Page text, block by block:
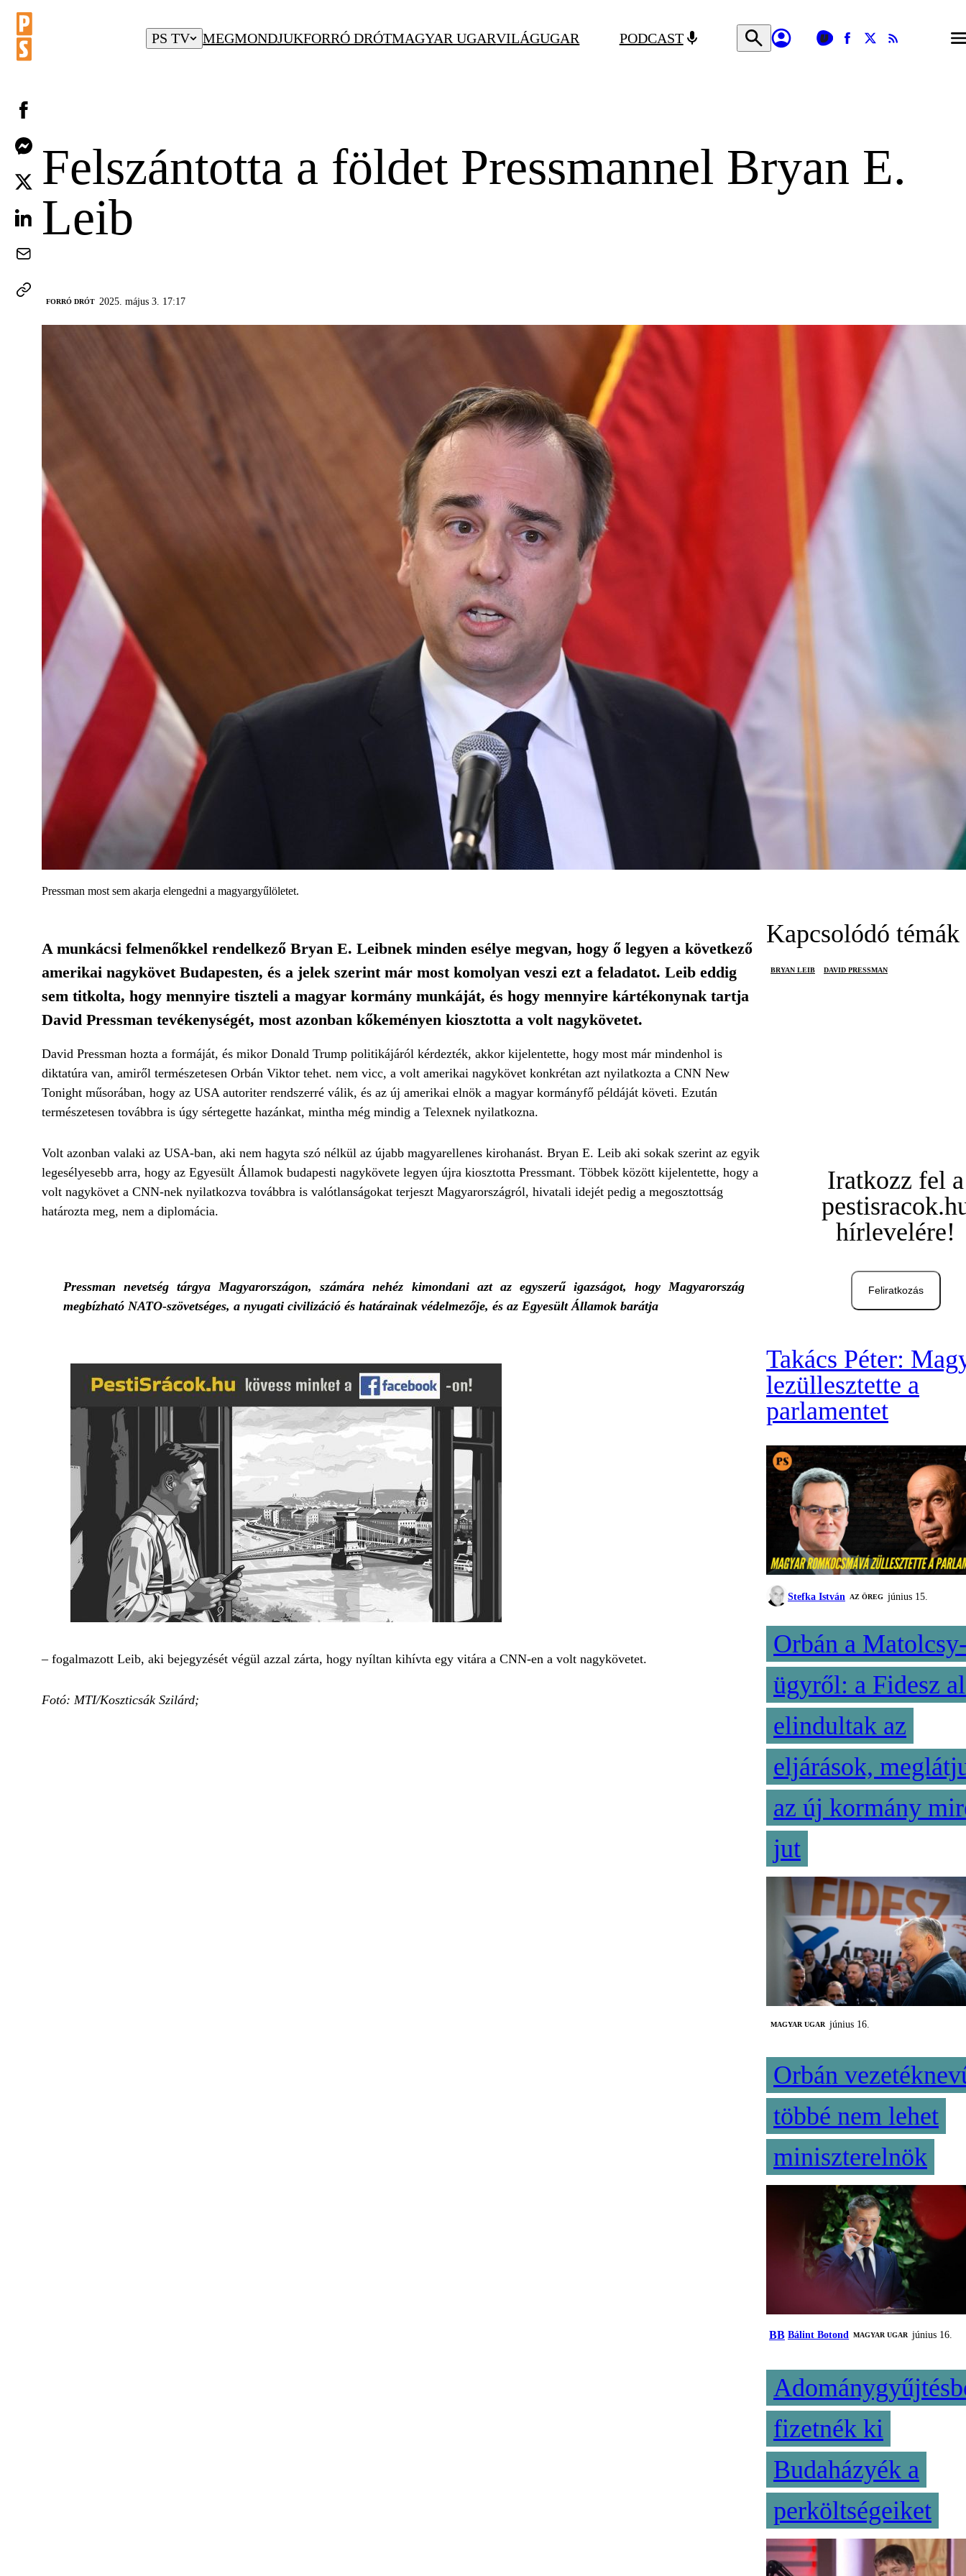
PS TV MEGMONDJUKFORRÓ DRÓTMAGYAR UGARVILÁGUGAR PODCAST
Felszántotta a földet Pressmannel Bryan E.
Leib
FORRÓ DRÓT 2025. május 3. 17:17
Pressman most sem akarja elengedni a magyargyűlöletet.
A munkácsi felmenőkkel rendelkező Bryan E. Leibnek minden esélye megvan, hogy ő legyen a következő
amerikai nagykövet Budapesten, és a jelek szerint már most komolyan veszi ezt a feladatot. Leib eddig
sem titkolta, hogy mennyire tiszteli a magyar kormány munkáját, és hogy mennyire kártékonynak tartja
David Pressman tevékenységét, most azonban kőkeményen kiosztotta a volt nagykövetet.
David Pressman hozta a formáját, és mikor Donald Trump politikájáról kérdezték, akkor kijelentette, hogy most már mindenhol is
diktatúra van, amiről természetesen Orbán Viktor tehet. nem vicc, a volt amerikai nagykövet konkrétan azt nyilatkozta a CNN New
Tonight műsorában, hogy az USA autoriter rendszerré válik, és az új amerikai elnök a magyar kormányfő példáját követi. Ezután
természetesen továbbra is úgy sértegette hazánkat, mintha még mindig a Telexnek nyilatkozna.
Volt azonban valaki az USA-ban, aki nem hagyta szó nélkül az újabb magyarellenes kirohanást. Bryan E. Leib aki sokak szerint az egyik
legesélyesebb arra, hogy az Egyesült Államok budapesti nagykövete legyen újra kiosztotta Pressmant. Többek között kijelentette, hogy a
volt nagykövet a CNN-nek nyilatkozva továbbra is valótlanságokat terjeszt Magyarországról, hivatali idejét pedig a megosztottság
határozta meg, nem a diplomácia.
Pressman nevetség tárgya Magyarországon, számára nehéz kimondani azt az egyszerű igazságot, hogy Magyarország
megbízható NATO-szövetséges, a nyugati civilizáció és határainak védelmezője, és az Egyesült Államok barátja
– fogalmazott Leib, aki bejegyzését végül azzal zárta, hogy nyíltan kihívta egy vitára a CNN-en a volt nagykövetet.
Fotó: MTI/Koszticsák Szilárd;
Kapcsolódó témák
BRYAN LEIB DAVID PRESSMAN
Iratkozz fel a
hírlevelére!
Feliratkozás
Takács Péter:
lezüllesztette a
parlamentet
Stefka István AZ ÖREG június 15.
Orbán a
ügyről: a Fidesz
elindultak az
eljárások,
az új kormány
jut
MAGYAR UGAR június 16.
Orbán
többé nem lehet
miniszterelnök
BB Bálint Botond MAGYAR UGAR június 16.
fizetnék ki
Budaházyék a
perköltségeiket